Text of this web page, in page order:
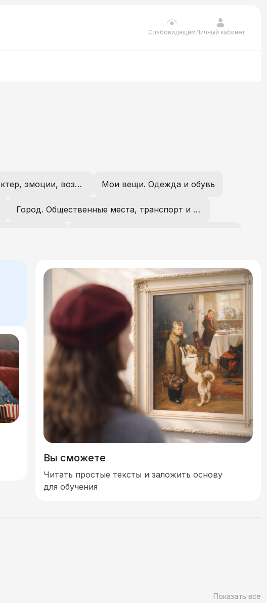
СлабовидящимЛичный кабинет
О себе. Внешность, характер, эмоции, возраст, интеллект Мои вещи. Одежда и обувь
Город. Общественные места, транспорт и ориентация
Характеристика объектов и явлений
Вы сможете
Читать простые тексты и заложить основу
для обучения
Показать все